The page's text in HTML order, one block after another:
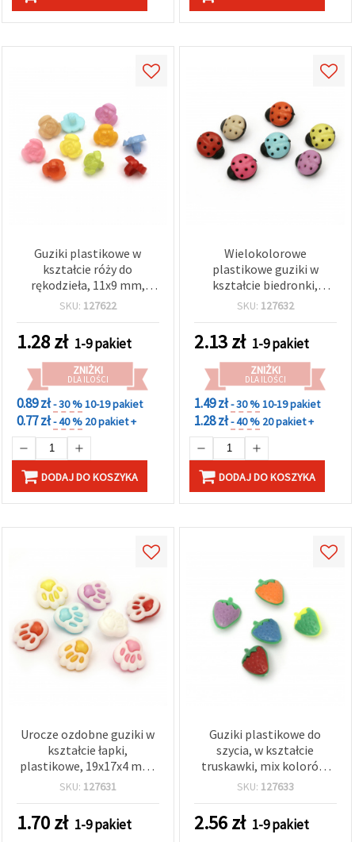
Guziki plastikowe w
kształcie róży do
rękodzieła, 11x9 mm,
otwór 3 mm, mix kolorów
SKU: 127622
1.28zł 1-9 pakiet
ZNIŻKI
DLA ILOŚCI
0.89 zł- 30 %10-19 pakiet
0.77 zł- 40 % 20 pakiet +
DODAJ DO KOSZYKA
Wielokolorowe
plastikowe guziki w
kształcie biedronki,
15x13x4 mm, otwór: 4
– 20 szt., do rękodzieła
SKU: 127632
2.13zł 1-9 pakiet
ZNIŻKI
DLA ILOŚCI
1.49 zł- 30 %10-19 pakiet
1.28 zł- 40 % 20 pakiet +
DODAJ DO KOSZYKA
Urocze ozdobne guziki w
kształcie łapki,
plastikowe, 19x17x4 mm,
otwór 4 mm, kolory
SKU: 127631
1.70zł 1-9 pakiet
Guziki plastikowe do
szycia, w kształcie
truskawki, mix kolorów,
13×18×7,5 mm, otwór 3
SKU: 127633
2.56zł 1-9 pakiet